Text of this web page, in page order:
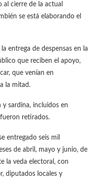
cierre de la actual
se está elaborando el
entrega de despensas en la
que reciben el apoyo,
que venían en
la mitad.
sardina, incluidos en
retirados.
entregado seis mil
de abril, mayo y junio, de
la veda electoral, con
diputados locales y